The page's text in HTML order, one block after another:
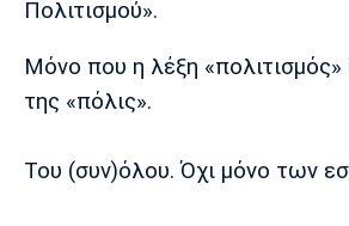
Πολιτισμού».
Μόνο που η λέξη «πολιτισμός»
της «πόλις».
Του (συν)όλου. Όχι μόνο των